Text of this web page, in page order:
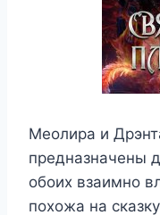
Меолира и
предназначены
обоих взаимно
похожа на